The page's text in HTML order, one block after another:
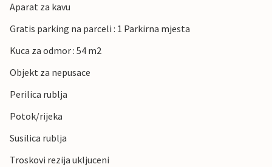
Aparat za kavu
Gratis parking na parceli : 1 Parkirna mjesta
Kuca za odmor : 54 m2
Objekt za nepusace
Perilica rublja
Potok/rijeka
Susilica rublja
Troskovi rezija ukljuceni